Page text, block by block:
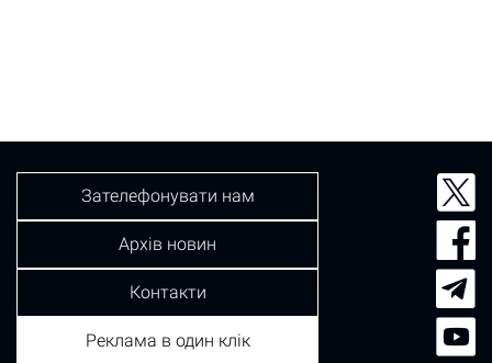
Зателефонувати нам
Архів новин
Контакти
Реклама в один клік